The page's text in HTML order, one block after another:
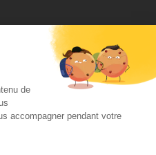
de
accompagner pendant votre